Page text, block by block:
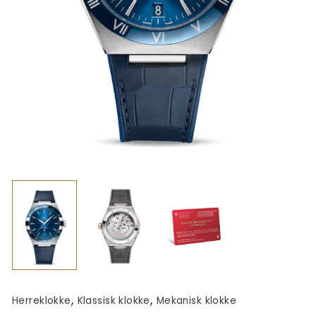
Herreklokke, Klassisk klokke, Mekanisk klokke